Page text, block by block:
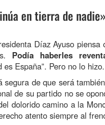
en tierra de
Díaz Ayuso
Podía haberles
es España”. Pero no lo
segura de que será
de su partido no se
dolorido camino a la
atento siempre al